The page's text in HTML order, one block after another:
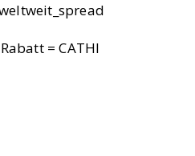
= CATHI